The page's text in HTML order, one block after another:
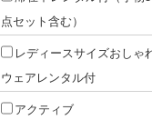
点セット含む）
レディースサイズおしゃ
ウェアレンタル付
アクティブ